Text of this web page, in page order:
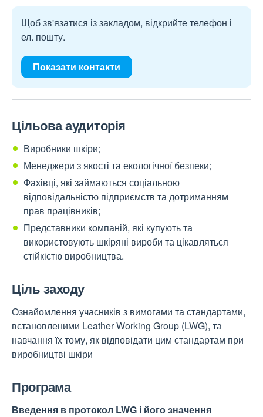
Щоб зв'язатися із закладом, відкрийте телефон і
ел. пошту.
Показати контакти
Цільова аудиторія
Виробники шкіри;
Менеджери з якості та екологічної безпеки;
Фахівці, які займаються соціальною
відповідальністю підприємств та дотриманням
прав працівників;
Представники компаній, які купують та
використовують шкіряні вироби та цікавляться
стійкістю виробництва.
Ціль заходу
Ознайомлення учасників з вимогами та стандартами,
встановленими Leather Working Group (LWG), та
навчання їх тому, як відповідати цим стандартам при
виробництві шкіри
Програма
Введення в протокол LWG і його значення